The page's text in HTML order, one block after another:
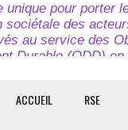
unique pour porter
sociétale des
au service des
Durable (ODD) en
ACCUEIL RSE